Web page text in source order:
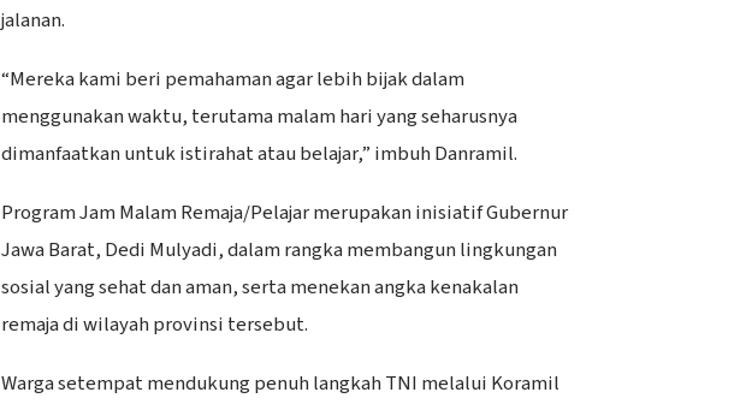
jalanan.
“Mereka kami beri pemahaman agar lebih bijak dalam
menggunakan waktu, terutama malam hari yang seharusnya
dimanfaatkan untuk istirahat atau belajar,” imbuh Danramil.
Program Jam Malam Remaja/Pelajar merupakan inisiatif Gubernur
Jawa Barat, Dedi Mulyadi, dalam rangka membangun lingkungan
sosial yang sehat dan aman, serta menekan angka kenakalan
remaja di wilayah provinsi tersebut.
Warga setempat mendukung penuh langkah TNI melalui Koramil